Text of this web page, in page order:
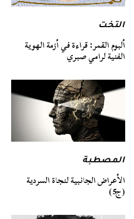
التخت
ألبوم القمر: قراءة في أزمة الهوية
الفنية لرامي صبري
المصطبة
الأعراض الجانبية لنجاة السردية
(ج5)